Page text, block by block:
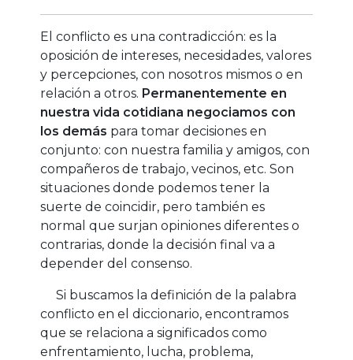
El conflicto es una contradicción: es la
oposición de intereses, necesidades, valores
y percepciones, con nosotros mismos o en
relación a otros. Permanentemente en
nuestra vida cotidiana negociamos con
los demás para tomar decisiones en
conjunto: con nuestra familia y amigos, con
compañeros de trabajo, vecinos, etc. Son
situaciones donde podemos tener la
suerte de coincidir, pero también es
normal que surjan opiniones diferentes o
contrarias, donde la decisión final va a
depender del consenso.
Si buscamos la definición de la palabra
conflicto en el diccionario, encontramos
que se relaciona a significados como
enfrentamiento, lucha, problema,